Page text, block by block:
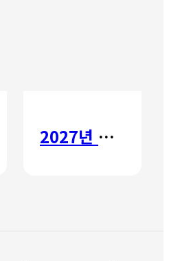
2027년 갈보리 어학원 유치부 신입생 모집